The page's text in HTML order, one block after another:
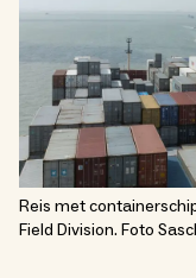
Reis met
Field Division. Foto